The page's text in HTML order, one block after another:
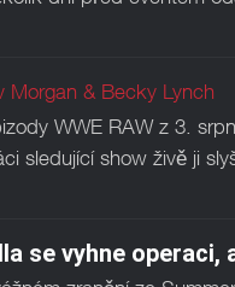
WWE RAW z 3.
sledující show živě ji
se vyhne operaci,